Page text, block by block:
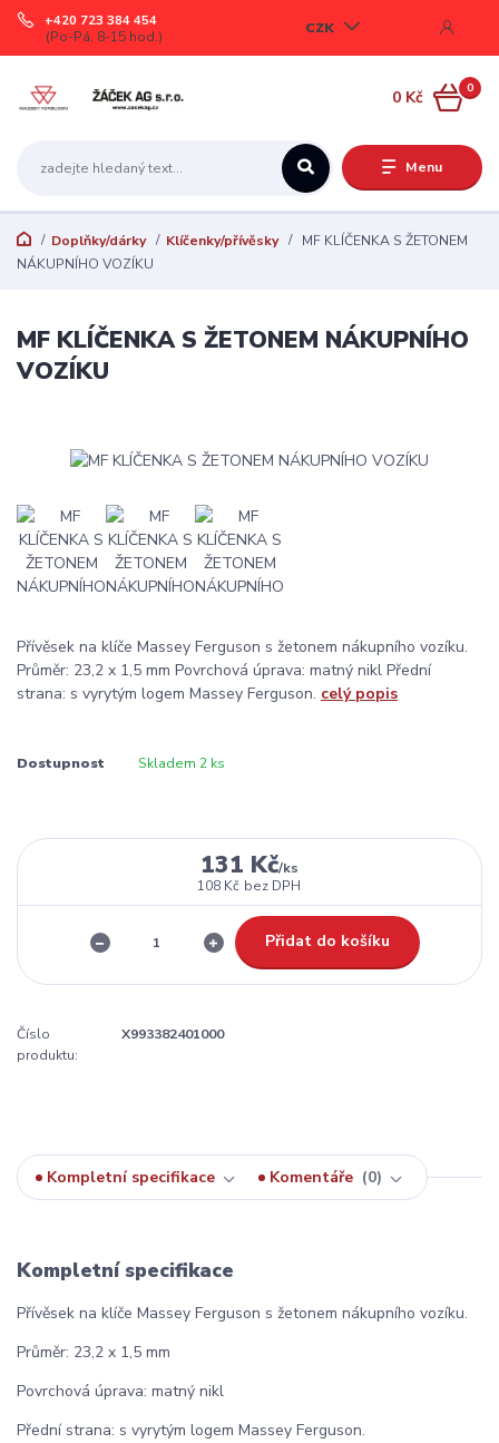
Menu
CZK
+420 723 384 454
(Po-Pá, 8-15 hod.)
0
0 Kč
Doplňky/dárky Klíčenky/přívěsky
MF KLÍČENKA S ŽETONEM
NÁKUPNÍHO VOZÍKU
MF KLÍČENKA S ŽETONEM NÁKUPNÍHO
VOZÍKU
Přívěsek na klíče Massey Ferguson s žetonem nákupního vozíku.
Průměr: 23,2 x 1,5 mm Povrchová úprava: matný nikl Přední
strana: s vyrytým logem Massey Ferguson. celý popis
Dostupnost Skladem 2 ks
131 Kč/ks
108 Kč bez DPH
Přidat do košíku
Číslo
produktu:
X993382401000
Kompletní specifikace Komentáře 0
Kompletní specifikace
Přívěsek na klíče Massey Ferguson s žetonem nákupního vozíku.
Průměr: 23,2 x 1,5 mm
Povrchová úprava: matný nikl
Přední strana: s vyrytým logem Massey Ferguson.